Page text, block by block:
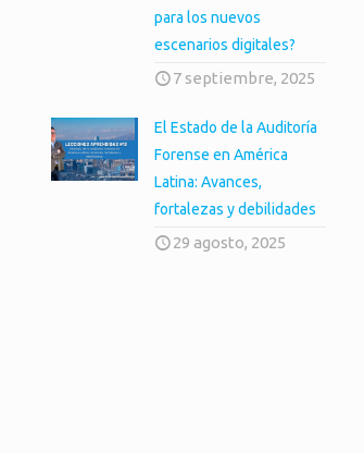
para los nuevos
escenarios digitales?
7 septiembre, 2025
El Estado de la Auditoría
Forense en América
Latina: Avances,
fortalezas y debilidades
29 agosto, 2025